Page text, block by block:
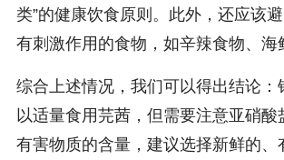
类”的健康饮食原则。此外，还应该
有刺激作用的食物，如辛辣食物、海
综合上述情况，我们可以得出结论：
以适量食用芫茜，但需要注意亚硝酸
有害物质的含量，建议选择新鲜的、